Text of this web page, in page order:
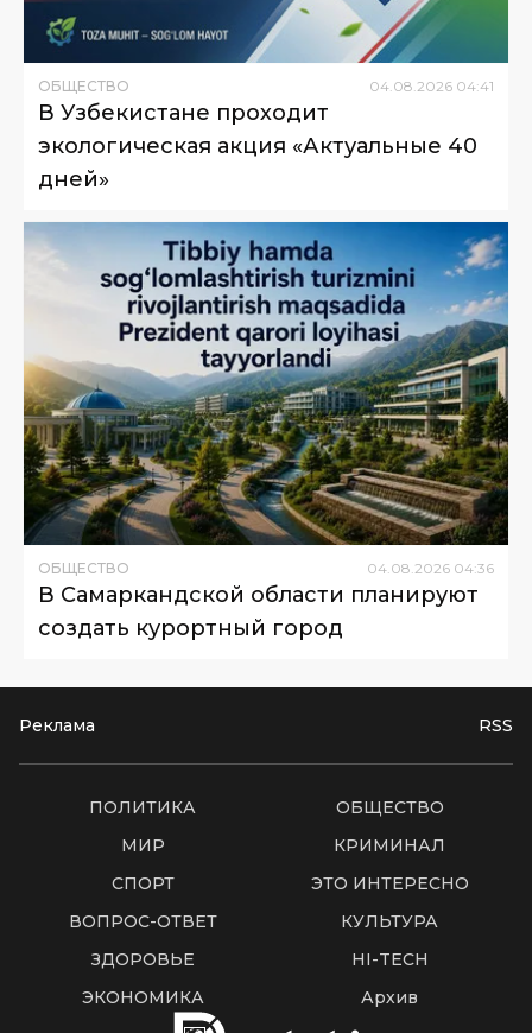
ОБЩЕСТВО 04.08.2026 04:41
В Узбекистане проходит
экологическая акция «Актуальные 40
дней»
ОБЩЕСТВО 04.08.2026 04:36
В Самаркандской области планируют
создать курортный город
Реклама RSS
ПОЛИТИКА
ОБЩЕСТВО
МИР
КРИМИНАЛ
СПОРТ
ЭТО ИНТЕРЕСНО
ВОПРОС-ОТВЕТ
КУЛЬТУРА
ЗДОРОВЬЕ
HI-TECH
ЭКОНОМИКА
Архив